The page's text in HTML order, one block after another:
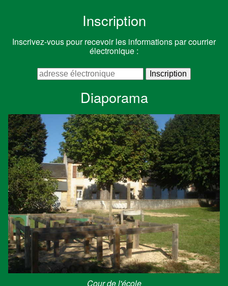
Inscription
Inscrivez-vous pour recevoir les informations par courrier
électronique :
Diaporama
Cour de l'école